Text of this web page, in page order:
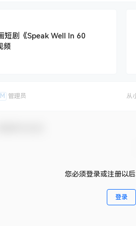
短剧《Speak Well In 60
频
M 管理员 从
您必须登录或注册以
登录